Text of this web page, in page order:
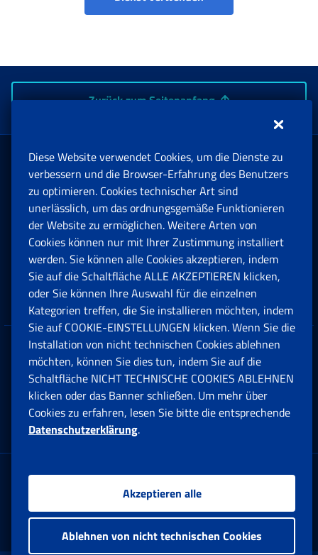
Zurück zum Seitenanfang
Rente und Sozialversicherung
Arbeit
Beihilfen, Subventionen und Entschädigungen
Unternehmen und Freiberufler
Datenschutz
Cookie einstellungen
Multikanal-Contact Center
Firmensitz:
Via Ciro il Grande, 21
00144 Roma
Diese Website verwendet Cookies, um die Dienste zu
verbessern und die Browser-Erfahrung des Benutzers
zu optimieren. Cookies technischer Art sind
unerlässlich, um das ordnungsgemäße Funktionieren
der Website zu ermöglichen. Weitere Arten von
Cookies können nur mit Ihrer Zustimmung installiert
werden. Sie können alle Cookies akzeptieren, indem
Sie auf die Schaltfläche ALLE AKZEPTIEREN klicken,
oder Sie können Ihre Auswahl für die einzelnen
Kategorien treffen, die Sie installieren möchten, indem
Sie auf COOKIE-EINSTELLUNGEN klicken. Wenn Sie die
Installation von nicht technischen Cookies ablehnen
möchten, können Sie dies tun, indem Sie auf die
Schaltfläche NICHT TECHNISCHE COOKIES ABLEHNEN
klicken oder das Banner schließen. Um mehr über
Cookies zu erfahren, lesen Sie bitte die entsprechende
Datenschutzerklärung.
Akzeptieren alle
Ablehnen von nicht technischen Cookies